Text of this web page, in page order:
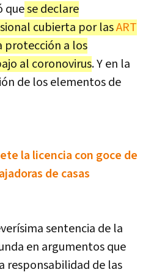
quese declare
cubierta por lasART
protección a los
al coronovirus. Y en la
de los elementos de
la licencia con goce de
de casas
sentencia de la
en argumentos que
responsabilidad de las